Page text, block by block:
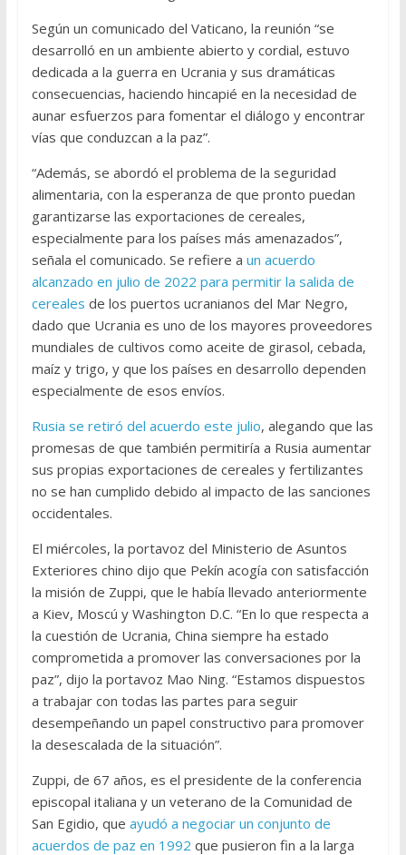
Según un comunicado del Vaticano, la reunión “se
desarrolló en un ambiente abierto y cordial, estuvo
dedicada a la guerra en Ucrania y sus dramáticas
consecuencias, haciendo hincapié en la necesidad de
aunar esfuerzos para fomentar el diálogo y encontrar
vías que conduzcan a la paz”.
“Además, se abordó el problema de la seguridad
alimentaria, con la esperanza de que pronto puedan
garantizarse las exportaciones de cereales,
especialmente para los países más amenazados”,
señala el comunicado. Se refiere a un acuerdo
alcanzado en julio de 2022 para permitir la salida de
cereales de los puertos ucranianos del Mar Negro,
dado que Ucrania es uno de los mayores proveedores
mundiales de cultivos como aceite de girasol, cebada,
maíz y trigo, y que los países en desarrollo dependen
especialmente de esos envíos.
Rusia se retiró del acuerdo este julio, alegando que las
promesas de que también permitiría a Rusia aumentar
sus propias exportaciones de cereales y fertilizantes
no se han cumplido debido al impacto de las sanciones
occidentales.
El miércoles, la portavoz del Ministerio de Asuntos
Exteriores chino dijo que Pekín acogía con satisfacción
la misión de Zuppi, que le había llevado anteriormente
a Kiev, Moscú y Washington D.C. “En lo que respecta a
la cuestión de Ucrania, China siempre ha estado
comprometida a promover las conversaciones por la
paz”, dijo la portavoz Mao Ning. “Estamos dispuestos
a trabajar con todas las partes para seguir
desempeñando un papel constructivo para promover
la desescalada de la situación”.
Zuppi, de 67 años, es el presidente de la conferencia
episcopal italiana y un veterano de la Comunidad de
San Egidio, que ayudó a negociar un conjunto de
acuerdos de paz en 1992 que pusieron fin a la larga